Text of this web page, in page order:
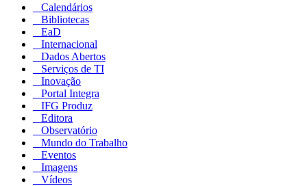
Calendários
Bibliotecas
EaD
Internacional
Dados Abertos
Serviços de TI
Inovação
Portal Integra
IFG Produz
Editora
Observatório
Mundo do Trabalho
Eventos
Imagens
Vídeos